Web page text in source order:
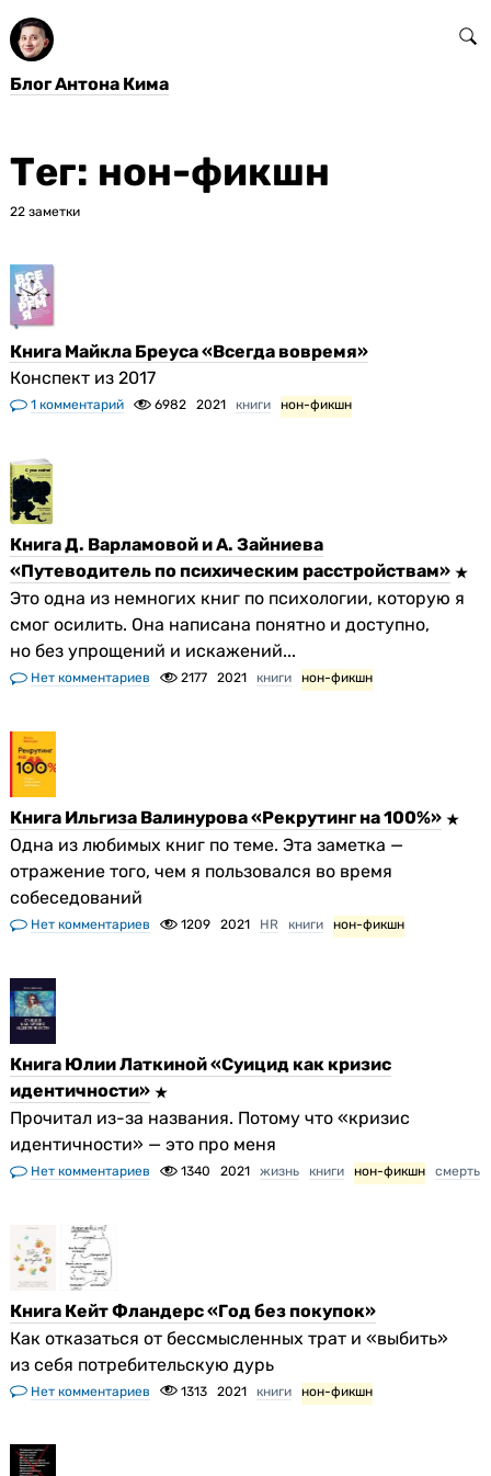
Блог Антона Кима
Тег: нон-фикшн
22 заметки
Книга Майкла Бреуса «Всегда вовремя»
Конспект из 2017
1 комментарий 6982 2021 книги нон-фикшн
Книга Д. Варламовой и А. Зайниева
«Путеводитель по психическим расстройствам»
Это одна из немногих книг по психологии, которую я
смог осилить. Она написана понятно и доступно,
но без упрощений и искажений...
Нет комментариев 2177 2021 книги нон-фикшн
Книга Ильгиза Валинурова «Рекрутинг на 100%»
Одна из любимых книг по теме. Эта заметка —
отражение того, чем я пользовался во время
собеседований
Нет комментариев 1209 2021 HR книги нон-фикшн
Книга Юлии Латкиной «Суицид как кризис
идентичности»
Прочитал из-за названия. Потому что «кризис
идентичности» — это про меня
Нет комментариев 1340 2021 жизнь книги нон-фикшн смерть
Книга Кейт Фландерс «Год без покупок»
Как отказаться от бессмысленных трат и «выбить»
из себя потребительскую дурь
Нет комментариев 1313 2021 книги нон-фикшн